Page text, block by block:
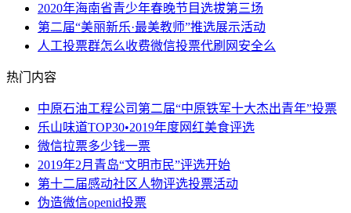
2020年海南省青少年春晚节目选拔第三场
第二届“美丽新乐·最美教师”推选展示活动
人工投票群怎么收费微信投票代刷网安全么
热门内容
中原石油工程公司第二届“中原铁军十大杰出青年”投票
乐山味道TOP30•2019年度网红美食评选
微信拉票多少钱一票
2019年2月青岛“文明市民”评选开始
第十二届感动社区人物评选投票活动
伪造微信openid投票